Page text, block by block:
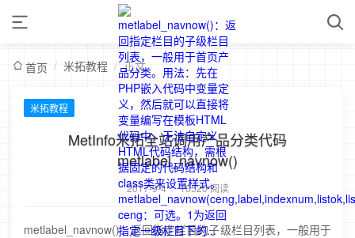
首页 / 米拓教程 / 正文
米拓教程
MetInfo米拓全站调用产品分类代码
metlabel_navnow()
2017-9-4 / 10520 阅读
metlabel_navnow()：返回指定栏目的子级栏目列表，一般用于